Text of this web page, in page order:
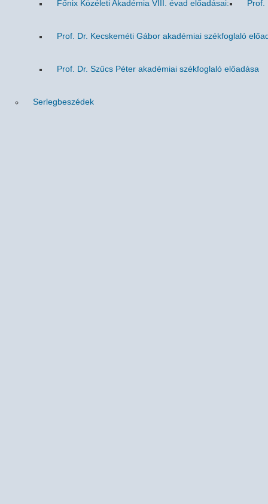
Főnix Közéleti Akadémia VIII. évad előadásai: Prof.
Prof. Dr. Kecskeméti Gábor akadémiai székfoglaló
Prof. Dr. Szűcs Péter akadémiai székfoglaló előadása
Serlegbeszédek